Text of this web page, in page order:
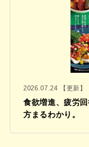
2026.07.24 【更新】
食欲増進、疲労
方まるわかり。